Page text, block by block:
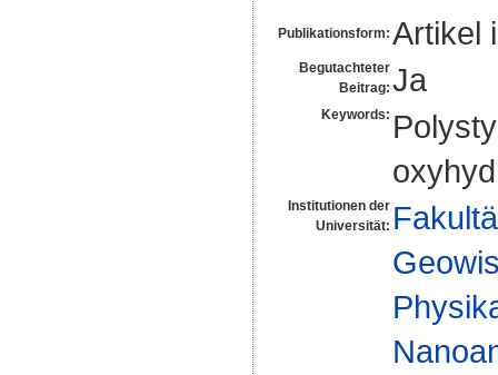
Publikationsform: Artikel
Begutachteter
Beitrag: Ja
Keywords:
Institutionen der
Universität: